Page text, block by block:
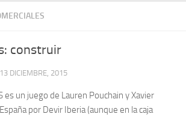
construir
13 DICIEMBRE, 2015
es un juego de Lauren Pouchain y Xavier
por Devir Iberia (aunque en la caja